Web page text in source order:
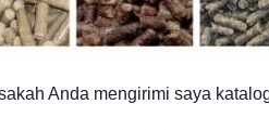
Anda mengirimi saya